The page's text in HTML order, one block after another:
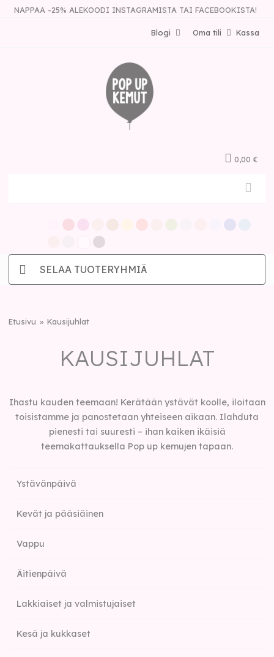
NAPPAA -25% ALEKOODI INSTAGRAMISTA TAI FACEBOOKISTA!
Kassa
Oma tili
Blogi
0,00 €
SELAA TUOTERYHMIÄ
Etusivu Kausijuhlat
KAUSIJUHLAT
Ihastu kauden teemaan! Kerätään ystävät koolle, iloitaan
toisistamme ja panostetaan yhteiseen aikaan. Ilahduta
pienesti tai suuresti – ihan kaiken ikäisiä
teemakattauksella Pop up kemujen tapaan.
Ystävänpäivä
Kevät ja pääsiäinen
Vappu
Äitienpäivä
Lakkiaiset ja valmistujaiset
Kesä ja kukkaset